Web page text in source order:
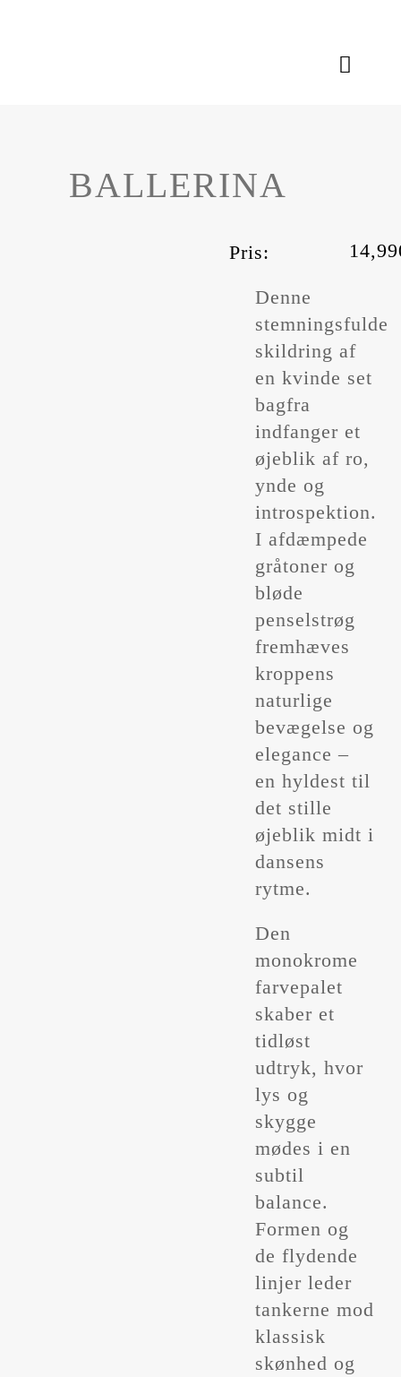
Toggle
Kunstværker
BALLERINA
Pris:
Denne
stemningsfulde
skildring af
en kvinde set
bagfra
indfanger et
øjeblik af ro,
ynde og
introspektion.
I afdæmpede
gråtoner og
bløde
penselstrøg
fremhæves
kroppens
naturlige
bevægelse og
elegance –
en hyldest til
det stille
øjeblik midt i
dansens
rytme.
Den
monokrome
farvepalet
skaber et
tidløst
udtryk, hvor
lys og
skygge
mødes i en
subtil
balance.
Formen og
de flydende
linjer leder
tankerne mod
klassisk
skønhed og